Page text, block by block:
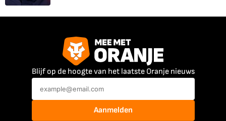
Blijf op de hoogte van het laatste Oranje nieuws
Aanmelden